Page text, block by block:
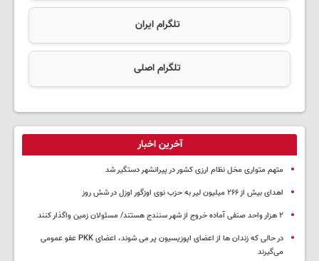
تلگرام ایران
تلگرام اصلی
آخرین اخبار
متهم متواری مخل نظام ارزی کشور در پیرانشهر دستگیر شد
اهدای بیش از ۲۶۶ میلیون لیر به حزب نوی اوزگور اوزل در شش روز
۲ هزار واحد صنفی آماده خروج از شهر سنندج هستند/ مسئولان زمین واگذار کنند
در حالی که زندان ها از اعضای اپوزیسیون پر می شوند، اعضای PKK عفو عمومی
می‌گیرند